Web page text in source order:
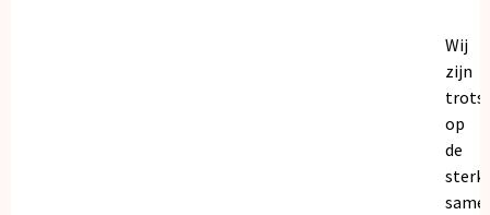
Wij
zijn
trots
op
de